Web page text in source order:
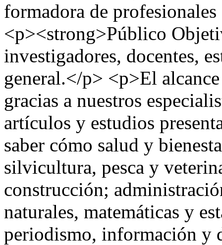
formadora de
<p><strong>Público
investigadores, docentes,
general.</p> <p>El
gracias a nuestros
artículos y estudios
saber cómo salud y
silvicultura, pesca y
construcción;
naturales, matemáticas y
periodismo, información y